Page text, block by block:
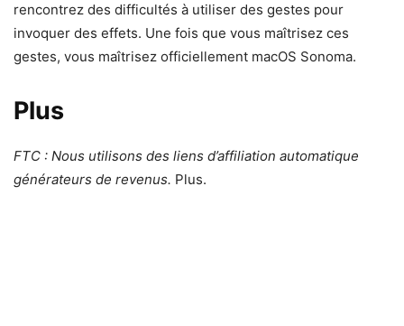
rencontrez des difficultés à utiliser des gestes pour
invoquer des effets. Une fois que vous maîtrisez ces
gestes, vous maîtrisez officiellement macOS Sonoma.
Plus
FTC : Nous utilisons des liens d’affiliation automatique
générateurs de revenus. Plus.